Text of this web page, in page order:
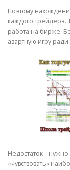
Поэтому
каждого трейдера.
работа на бирже.
азартную игру
Недостаток –
«чувствовать»